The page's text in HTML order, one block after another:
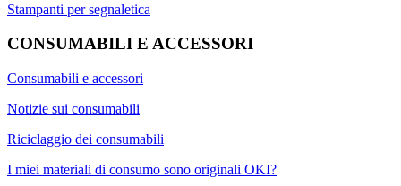
Stampanti per segnaletica
CONSUMABILI E ACCESSORI
Consumabili e accessori
Notizie sui consumabili
Riciclaggio dei consumabili
I miei materiali di consumo sono originali OKI?